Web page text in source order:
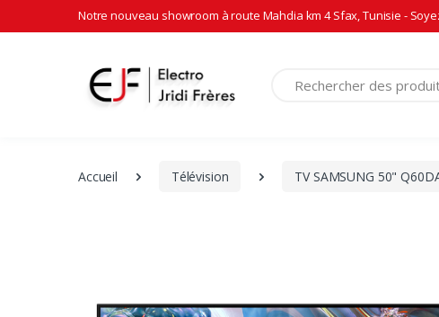
Notre nouveau showroom à route Mahdia km 4 Sfax, Tunisie -
Accueil Télévision TV SAMSUNG 50"